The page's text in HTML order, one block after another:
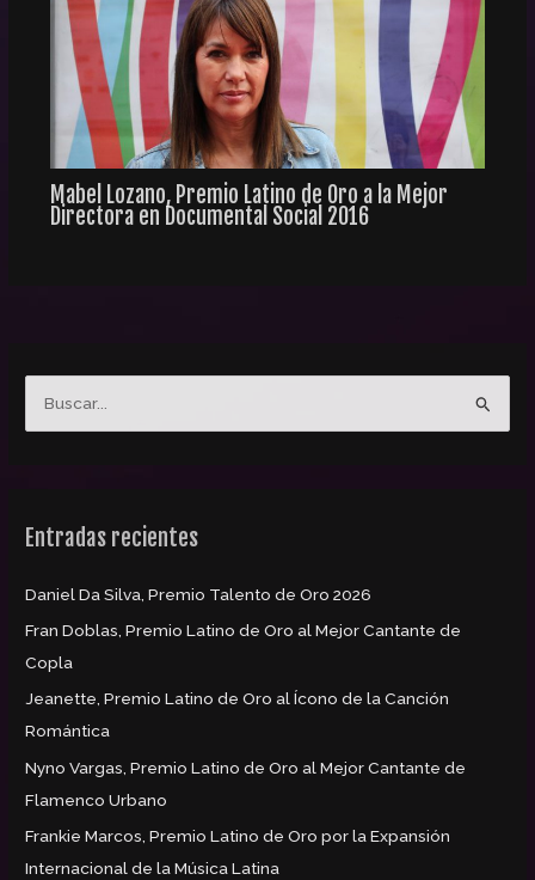
Mabel Lozano, Premio Latino de Oro a la Mejor
Directora en Documental Social 2016
a
p
o
r
:
Entradas recientes
Daniel Da Silva, Premio Talento de Oro 2026
Fran Doblas, Premio Latino de Oro al Mejor Cantante de
Copla
Jeanette, Premio Latino de Oro al Ícono de la Canción
Romántica
Nyno Vargas, Premio Latino de Oro al Mejor Cantante de
Flamenco Urbano
Frankie Marcos, Premio Latino de Oro por la Expansión
Internacional de la Música Latina